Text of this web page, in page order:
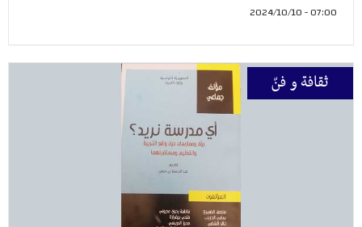
07:00 - 2024/10/10
ثقافة و فنّ